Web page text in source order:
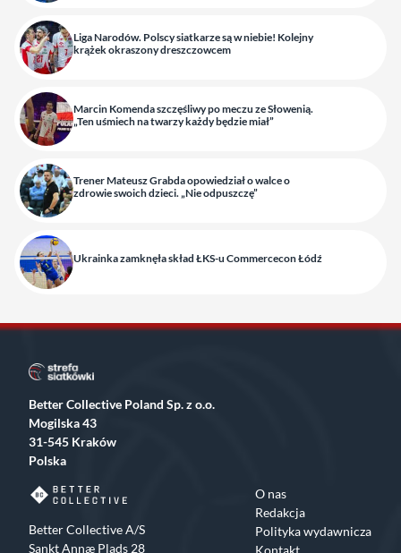
Liga Narodów. Polscy siatkarze są w niebie! Kolejny
krążek okraszony dreszczowcem
Marcin Komenda szczęśliwy po meczu ze Słowenią.
„Ten uśmiech na twarzy każdy będzie miał”
Trener Mateusz Grabda opowiedział o walce o
zdrowie swoich dzieci. „Nie odpuszczę”
Ukrainka zamknęła skład ŁKS-u Commercecon Łódź
Better Collective Poland Sp. z o.o.
Mogilska 43
31-545 Kraków
Polska
Better Collective A/S
Sankt Annæ Plads 28
O nas
Redakcja
Polityka wydawnicza
Kontakt